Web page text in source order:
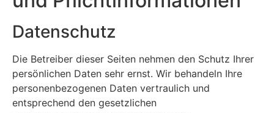
Datenschutz
Die Betreiber dieser Seiten nehmen den Schutz Ihrer
persönlichen Daten sehr ernst. Wir behandeln Ihre
personenbezogenen Daten vertraulich und
entsprechend den gesetzlichen